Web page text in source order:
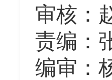
审核：
责编：
编审：